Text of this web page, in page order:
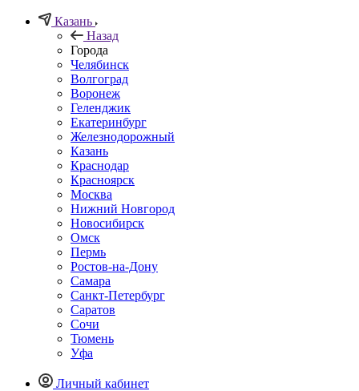
Казань
Назад
Города
Челябинск
Волгоград
Воронеж
Геленджик
Екатеринбург
Железнодорожный
Казань
Краснодар
Красноярск
Москва
Нижний Новгород
Новосибирск
Омск
Пермь
Ростов-на-Дону
Самара
Санкт-Петербург
Саратов
Сочи
Тюмень
Уфа
Личный кабинет